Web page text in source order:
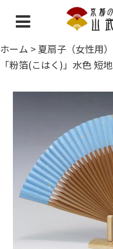
ホーム
お問い合わせ
ホーム > 夏扇子（女性用）
「粉箔(こはく)」水色 短地